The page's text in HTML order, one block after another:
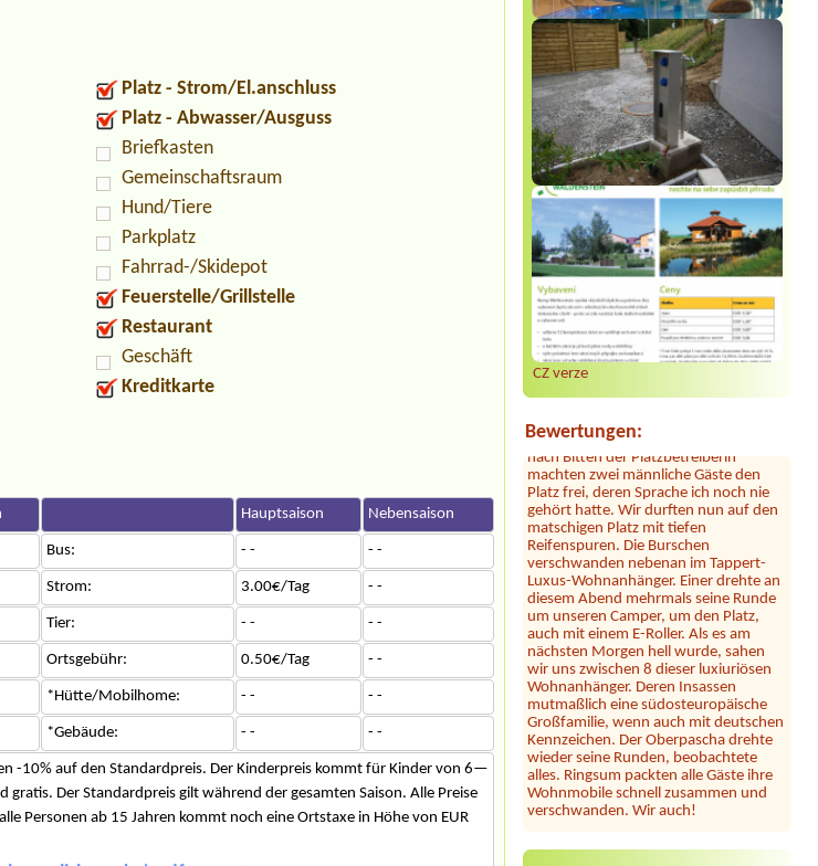
CZ verze
Bewertungen:
Sylvia Vodel***
Die Bilder mit dem See täuschen. Der
See liegt ein Stück entfernt. Dafür ist
das Camping nah an der Autobahn.
Der Hammer kommt jetzt: dort hauste
ein Clan! Der uns zugewiesene Platz
nach Bitten der Platzbetreiberin
Platz frei, deren Sprache ich noch nie
gehört hatte. Wir durften nun auf den
matschigen Platz mit tiefen
Reifenspuren. Die Burschen
verschwanden nebenan im Tappert-
Luxus-Wohnanhänger. Einer drehte an
diesem Abend mehrmals seine Runde
um unseren Camper, um den Platz,
auch mit einem E-Roller. Als es am
nächsten Morgen hell wurde, sahen
wir uns zwischen 8 dieser luxiuriösen
Wohnanhänger. Deren Insassen
mutmaßlich eine südosteuropäische
Großfamilie, wenn auch mit deutschen
Kennzeichen. Der Oberpascha drehte
wieder seine Runden, beobachtete
alles. Ringsum packten alle Gäste ihre
Wohnmobile schnell zusammen und
verschwanden. Wir auch!
Julia*****
gelegen direkt am See mit großer
Platz - Strom/El.anschluss
Platz - Abwasser/Ausguss
Briefkasten
Gemeinschaftsraum
Hund/Tiere
Parkplatz
Fahrrad-/Skidepot
Feuerstelle/Grillstelle
Restaurant
Geschäft
Kreditkarte
Hauptsaison Nebensaison
Bus: - - - -
Strom: 3.00€/Tag - -
Tier: - - - -
Ortsgebühr: 0.50€/Tag - -
*Hütte/Mobilhome: - - - -
*Gebäude: - - - -
-10% auf den Standardpreis. Der Kinderpreis kommt für Kinder von 6—
Der Standardpreis gilt während der gesamten Saison. Alle Preise
Personen ab 15 Jahren kommt noch eine Ortstaxe in Höhe von EUR